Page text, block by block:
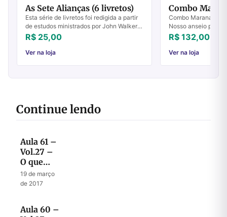
As Sete Alianças (6 livretos)
Esta série de livretos foi redigida a partir
de estudos ministrados por John Walker
na igreja em Rubiataba, durante o ano de
1984.Apropriado tanto para novos...
R$ 25,00
Ver na loja
Combo
Combo Maranata
Nosso anseio por
origem tão somente
Ele. Este livro
R$ 132,00
Ver na loja
Continue lendo
Aula 61 –
Vol.27 –
O que
aconteceu
com as
19 de março
de 2017
Aula 60 –